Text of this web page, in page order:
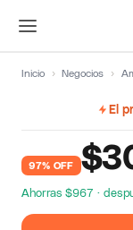
Inicio › Negocios ›
El
97% OFF $
Ahorras $967 ·